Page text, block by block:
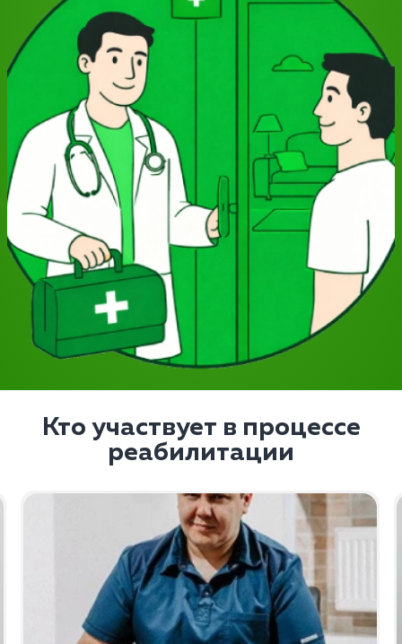
Кто участвует в процессе
реабилитации